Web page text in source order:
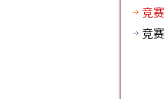
竞
竞